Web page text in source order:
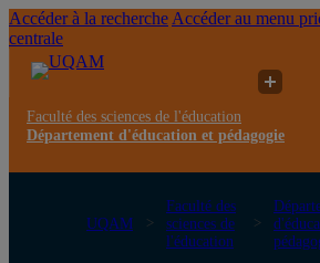
Accéder à la recherche Accéder au menu
centrale
Faculté des sciences de l'éducation
Département d'éducation et pédagogie
UQAM
Faculté des
sciences de
l'éducation